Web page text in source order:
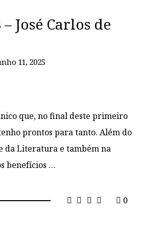
José Carlos de
11, 2025
que, no final deste primeiro
prontos para tanto. Além do
da Literatura e também na
benefícios …
0